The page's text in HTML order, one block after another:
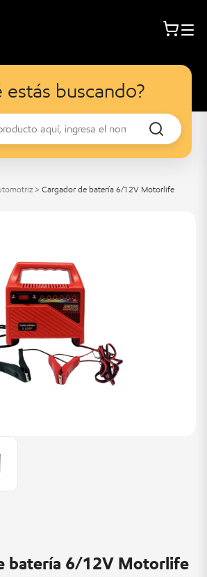
estás buscando?
> Cargador de batería 6/12V Motorlife
batería 6/12V Motorlife